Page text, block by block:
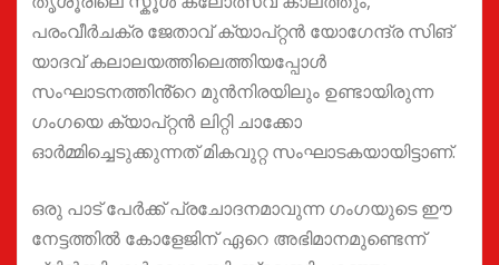
പരംവീർചക്ര ജേതാവ് ക്യാപ്റ്റൻ യോഗേന്ദ്ര സിങ്
യാദവ് കലാലയത്തിലെത്തിയപ്പോൾ
സംഘാടനത്തിൻ്റെ മുൻനിരയിലും ഉണ്ടായിരുന്ന
ഗംഗയെ ക്യാപ്റ്റൻ ലിറ്റി ചാക്കോ
ഓർമ്മിച്ചെടുക്കുന്നത് മികവുറ്റ സംഘാടകയായിട്ടാണ്.
ഒരു പാട് പേർക്ക് പ്രചോദനമാവുന്ന ഗംഗയുടെ ഈ
നേട്ടത്തിൽ കോളേജിന് ഏറെ അഭിമാനമുണ്ടെന്ന്